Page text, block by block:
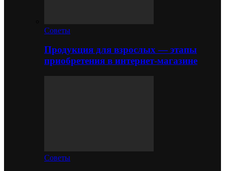
Советы
Продукция для взрослых — этапы
приобретения в интернет-магазине
Советы